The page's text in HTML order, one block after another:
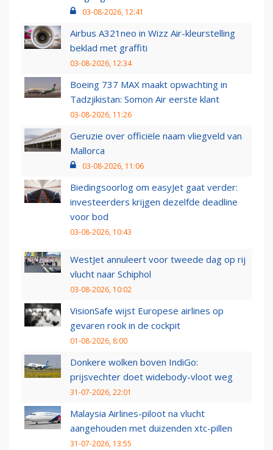
03-08-2026, 12:41
Airbus A321neo in Wizz Air-kleurstelling
beklad met graffiti
03-08-2026, 12:34
Boeing 737 MAX maakt opwachting in
Tadzjikistan: Somon Air eerste klant
03-08-2026, 11:26
Geruzie over officiële naam vliegveld van
Mallorca
03-08-2026, 11:06
Biedingsoorlog om easyJet gaat verder:
investeerders krijgen dezelfde deadline
voor bod
03-08-2026, 10:43
WestJet annuleert voor tweede dag op rij
vlucht naar Schiphol
03-08-2026, 10:02
VisionSafe wijst Europese airlines op
gevaren rook in de cockpit
01-08-2026, 8:00
Donkere wolken boven IndiGo:
prijsvechter doet widebody-vloot weg
31-07-2026, 22:01
Malaysia Airlines-piloot na vlucht
aangehouden met duizenden xtc-pillen
31-07-2026, 13:55